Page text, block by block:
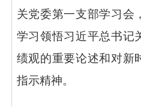
关党委第一支部学习会
学习领悟习近平总书记
绩观的重要论述和对新
指示精神。